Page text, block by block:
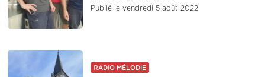
Publié le vendredi 5 août 2022
RADIO MÉLODIE